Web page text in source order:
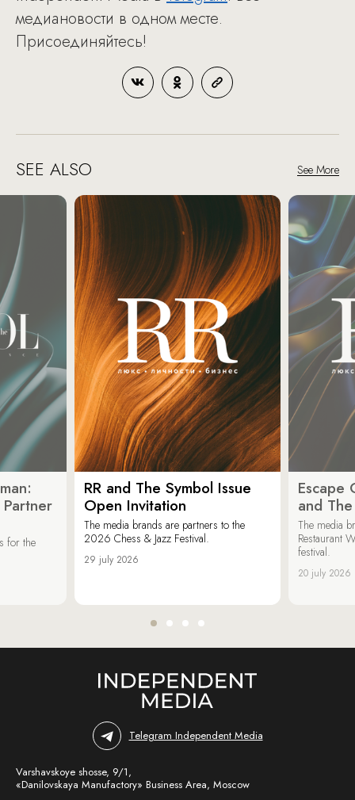
медиановости в одном месте.
Присоединяйтесь!
SEE ALSO See More
Partner
for the
RR and The Symbol Issue
Open Invitation
The media brands are partners to the
2026 Chess & Jazz Festival.
29 july 2026
Escape
and
The media
Restaurant
festival.
20 july 2026
Telegram Independent Media
Varshavskoye shosse, 9/1,
«Danilovskaya Manufactory» Business Area, Moscow